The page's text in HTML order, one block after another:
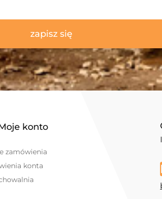
zapisz się
konto
zamówienia
konta